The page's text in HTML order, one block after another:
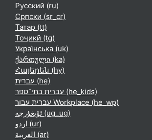
Русский ‎(ru)‎
Српски ‎(sr_cr)‎
Татар ‎(tt)‎
Тоҷикӣ ‎(tg)‎
Українська ‎(uk)‎
ქართული ‎(ka)‎
Հայերեն ‎(hy)‎
עברית ‎(he)‎
עברית בתי־ספר ‎(he_kids)‎
עברית עבור Workplace ‎(he_wp)‎
ئۇيغۇرچە ‎(ug_ug)‎
اردو ‎(ur)‎
العربية ‎(ar)‎